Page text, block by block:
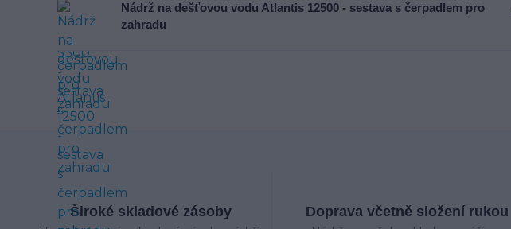
Nádrž na dešťovou vodu Atlantis 12500 - sestava s čerpadlem pro
zahradu
Široké skladové zásoby Doprava včetně složení rukou